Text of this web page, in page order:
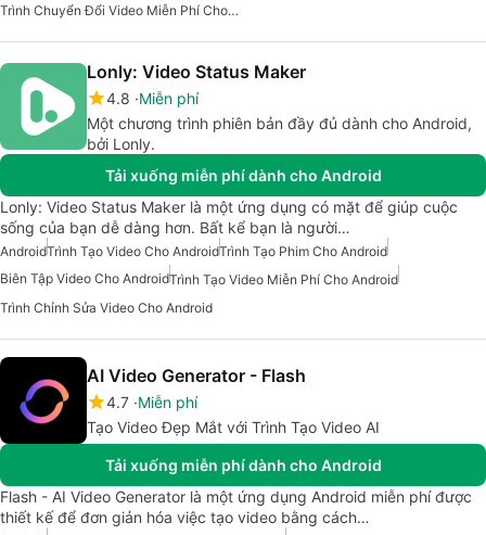
Trình Chuyển Đổi Video Miễn Phí Cho Android
Lonly: Video Status Maker
4.8 Miễn phí
Một chương trình phiên bản đầy đủ dành cho Android,
bởi Lonly.
Tải xuống miễn phí dành cho Android
Lonly: Video Status Maker là một ứng dụng có mặt để giúp cuộc
sống của bạn dễ dàng hơn. Bất kể bạn là người…
AndroidTrình Tạo Video Cho AndroidTrình Tạo Phim Cho Android
Biên Tập Video Cho AndroidTrình Tạo Video Miễn Phí Cho Android
Trình Chỉnh Sửa Video Cho Android
AI Video Generator - Flash
4.7 Miễn phí
Tạo Video Đẹp Mắt với Trình Tạo Video AI
Tải xuống miễn phí dành cho Android
Flash - AI Video Generator là một ứng dụng Android miễn phí được
thiết kế để đơn giản hóa việc tạo video bằng cách…